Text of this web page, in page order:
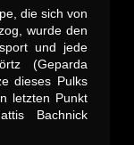
die sich von
wurde den
und jede
(Geparda
dieses Pulks
letzten Punkt
Bachnick